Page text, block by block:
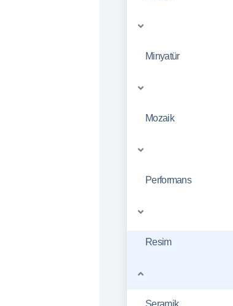
Minyatür
Mozaik
Performans
Resim
Seramik